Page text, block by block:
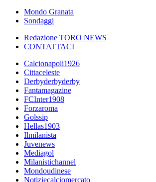
Mondo Granata
Sondaggi
Redazione TORO NEWS
CONTATTACI
Calcionapoli1926
Cittaceleste
Derbyderbyderby
Fantamagazine
FCInter1908
Forzaroma
Golssip
Hellas1903
Ilmilanista
Juvenews
Mediagol
Milanistichannel
Mondoudinese
Notiziecalciomercato